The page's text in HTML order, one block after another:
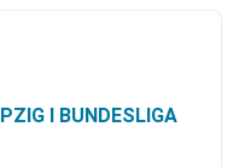
I BUNDESLIGA